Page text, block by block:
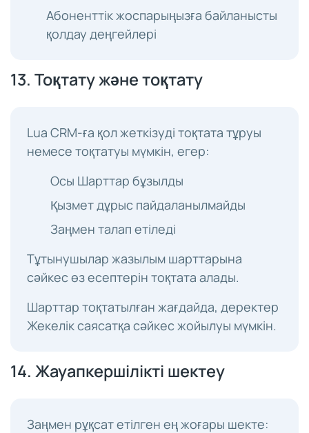
Абоненттік жоспарыңызға байланысты
қолдау деңгейлері
13. Тоқтату және тоқтату
Lua CRM-ға қол жеткізуді тоқтата тұруы
немесе тоқтатуы мүмкін, егер:
Осы Шарттар бұзылды
Қызмет дұрыс пайдаланылмайды
Заңмен талап етіледі
Тұтынушылар жазылым шарттарына
сәйкес өз есептерін тоқтата алады.
Шарттар тоқтатылған жағдайда, деректер
Жекелік саясатқа сәйкес жойылуы мүмкін.
14. Жауапкершілікті шектеу
Заңмен рұқсат етілген ең жоғары шекте: